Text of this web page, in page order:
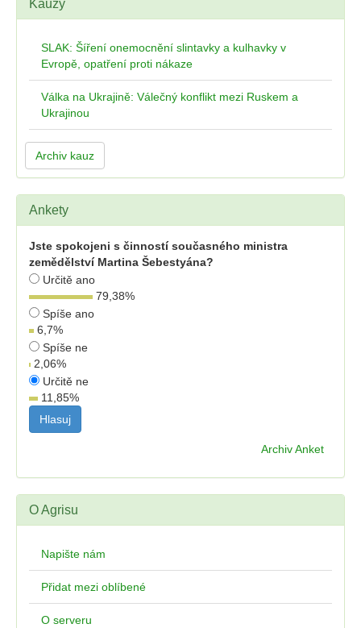
Kauzy
SLAK: Šíření onemocnění slintavky a kulhavky v
Evropě, opatření proti nákaze
Válka na Ukrajině: Válečný konflikt mezi Ruskem a
Ukrajinou
Archiv kauz
Ankety
Jste spokojeni s činností současného ministra
zemědělství Martina Šebestyána?
Určitě ano
79,38%
Spíše ano
6,7%
Spíše ne
2,06%
Určitě ne
11,85%
Archiv Anket
O Agrisu
Napište nám
Přidat mezi oblíbené
O serveru